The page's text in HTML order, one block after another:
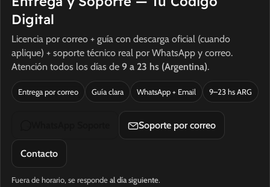
Digital
Licencia por correo + guía con descarga oficial (cuando
aplique) + soporte técnico real por WhatsApp y correo.
Atención todos los días de 9 a 23 hs (Argentina).
Entrega por correo Guía clara WhatsApp + Email 9–23 hs ARG
Soporte por correo
Contacto
Fuera de horario, se respondeal día siguiente.